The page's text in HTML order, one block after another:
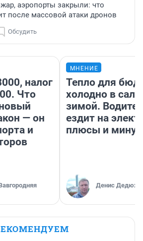
аэропорты закрыли: что
после массовой атаки дронов
Обсудить
налог
Что
— он
и
МНЕНИЕ
Тепло для
холодно в
зимой.
ездит на
плюсы и
Денис